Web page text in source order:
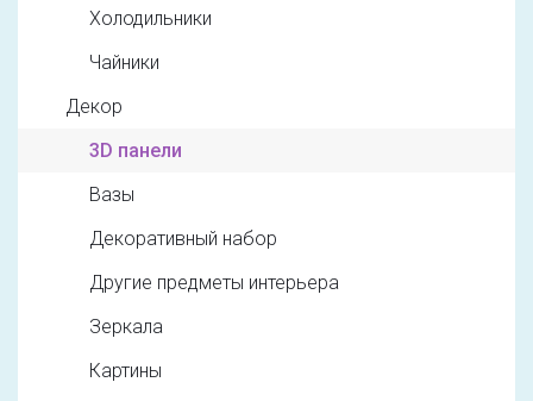
Холодильники
Чайники
Декор
3D панели
Вазы
Декоративный набор
Другие предметы интерьера
Зеркала
Картины